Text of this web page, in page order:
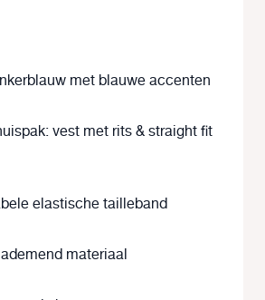
met blauwe accenten
vest met rits & straight fit
elastische tailleband
materiaal